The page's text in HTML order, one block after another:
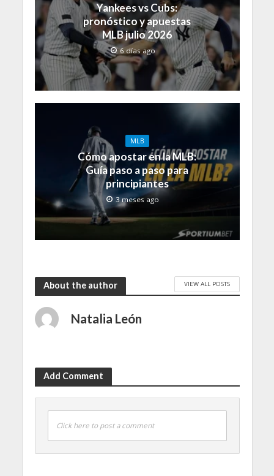
Yankees vs Cubs:
pronóstico y apuestas
MLB julio 2026
6 días ago
MLB
Cómo apostar en la MLB:
Guía paso a paso para
principiantes
3 meses ago
About the author VIEW ALL POSTS
Natalia León
Add Comment
Click here to post a comment